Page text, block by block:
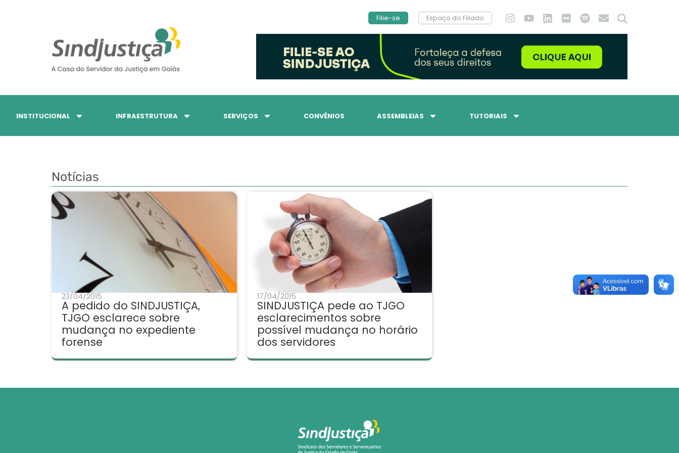
Filie-se Espaço do Filiado
INSTITUCIONAL INFRAESTRUTURA SERVIÇOS CONVÊNIOS ASSEMBLEIAS TUTORIAIS
Notícias
23/04/2015
A pedido do SINDJUSTIÇA,
TJGO esclarece sobre
mudança no expediente
forense
17/04/2015
SINDJUSTIÇA pede ao TJGO
esclarecimentos sobre
possível mudança no horário
dos servidores